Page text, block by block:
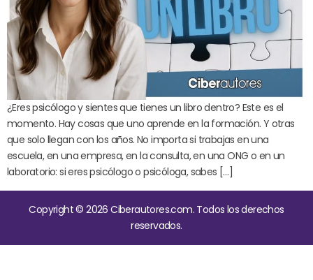
¿Eres psicólogo y sientes que tienes un libro dentro? Este es el
momento. Hay cosas que uno aprende en la formación. Y otras
que solo llegan con los años. No importa si trabajas en una
escuela, en una empresa, en la consulta, en una ONG o en un
laboratorio: si eres psicólogo o psicóloga, sabes […]
Copyright © 2026 Ciberautores.com. Todos los derechos
reservados.